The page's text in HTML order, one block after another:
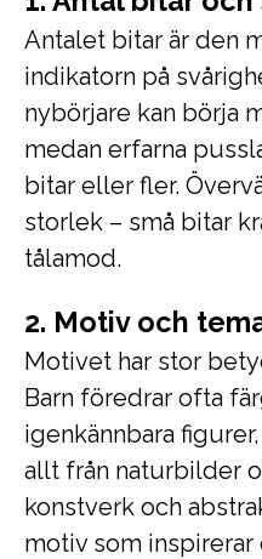
Antalet bitar är den
indikatorn på
nybörjare kan börja
medan erfarna
bitar eller fler.
storlek – små bitar
tålamod.
2. Motiv och
Motivet har stor
Barn föredrar ofta
igenkännbara
allt från naturbilder
konstverk och
motiv som